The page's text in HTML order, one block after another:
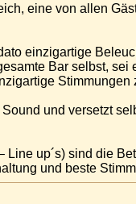
eine von allen
einzigartige
Bar selbst, sei
Stimmungen
und versetzt
up´s) sind die
und beste